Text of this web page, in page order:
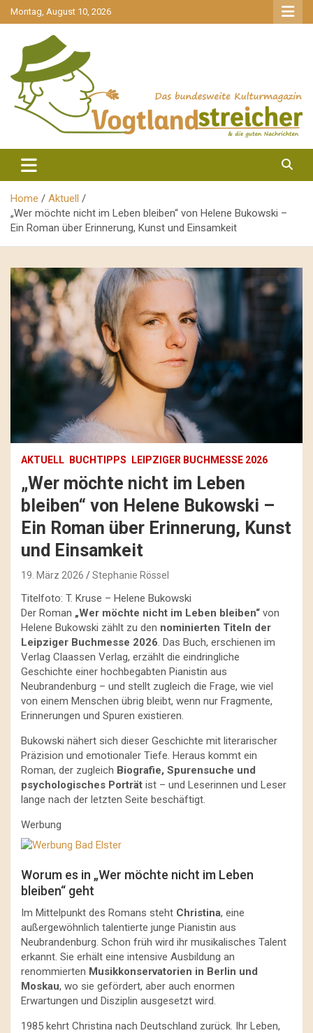
gehe
zum
Montag, August 10, 2026
Vogtlandstreicher
Home
Aktuell
„Wer möchte nicht im Leben bleiben“ von Helene Bukowski –
Ein Roman über Erinnerung, Kunst und Einsamkeit
AKTUELL BUCHTIPPS LEIPZIGER BUCHMESSE 2026
„Wer möchte nicht im Leben
bleiben“ von Helene Bukowski –
Ein Roman über Erinnerung, Kunst
und Einsamkeit
19. März 2026 Stephanie Rössel
Titelfoto: T. Kruse – Helene Bukowski
Der Roman „Wer möchte nicht im Leben bleiben“ von
Helene Bukowski zählt zu den nominierten Titeln der
Leipziger Buchmesse 2026. Das Buch, erschienen im
Verlag Claassen Verlag, erzählt die eindringliche
Geschichte einer hochbegabten Pianistin aus
Neubrandenburg – und stellt zugleich die Frage, wie viel
von einem Menschen übrig bleibt, wenn nur Fragmente,
Erinnerungen und Spuren existieren.
Bukowski nähert sich dieser Geschichte mit literarischer
Präzision und emotionaler Tiefe. Heraus kommt ein
Roman, der zugleich Biografie, Spurensuche und
psychologisches Porträt ist – und Leserinnen und Leser
lange nach der letzten Seite beschäftigt.
Werbung
Worum es in „Wer möchte nicht im Leben
bleiben“ geht
Im Mittelpunkt des Romans steht Christina, eine
außergewöhnlich talentierte junge Pianistin aus
Neubrandenburg. Schon früh wird ihr musikalisches Talent
erkannt. Sie erhält eine intensive Ausbildung an
renommierten Musikkonservatorien in Berlin und
Moskau, wo sie gefördert, aber auch enormen
Erwartungen und Disziplin ausgesetzt wird.
1985 kehrt Christina nach Deutschland zurück. Ihr Leben,